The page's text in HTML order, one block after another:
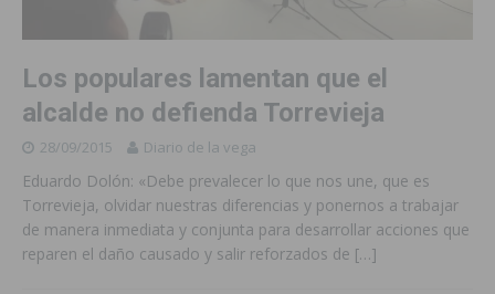
Los populares lamentan que el
alcalde no defienda Torrevieja
28/09/2015 Diario de la vega
Eduardo Dolón: «Debe prevalecer lo que nos une, que es
Torrevieja, olvidar nuestras diferencias y ponernos a trabajar
de manera inmediata y conjunta para desarrollar acciones que
reparen el daño causado y salir reforzados de […]